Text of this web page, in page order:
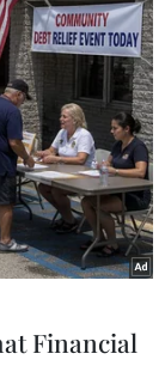
Financial